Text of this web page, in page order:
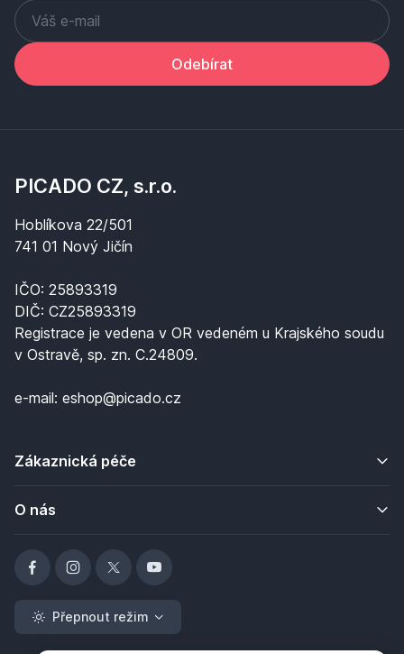
Odebírat
PICADO CZ, s.r.o.
Hoblíkova 22/501
741 01 Nový Jičín
IČO: 25893319
DIČ: CZ25893319
Registrace je vedena v OR vedeném u Krajského soudu
v Ostravě, sp. zn. C.24809.
e-mail: eshop@picado.cz
Zákaznická péče
O nás
Přepnout režim